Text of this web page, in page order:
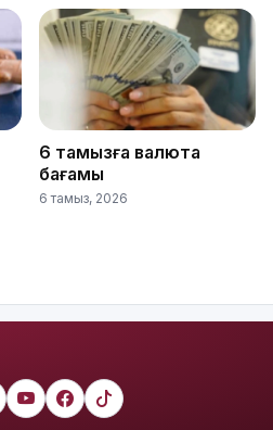
6 тамызға валюта
бағамы
6 тамыз, 2026